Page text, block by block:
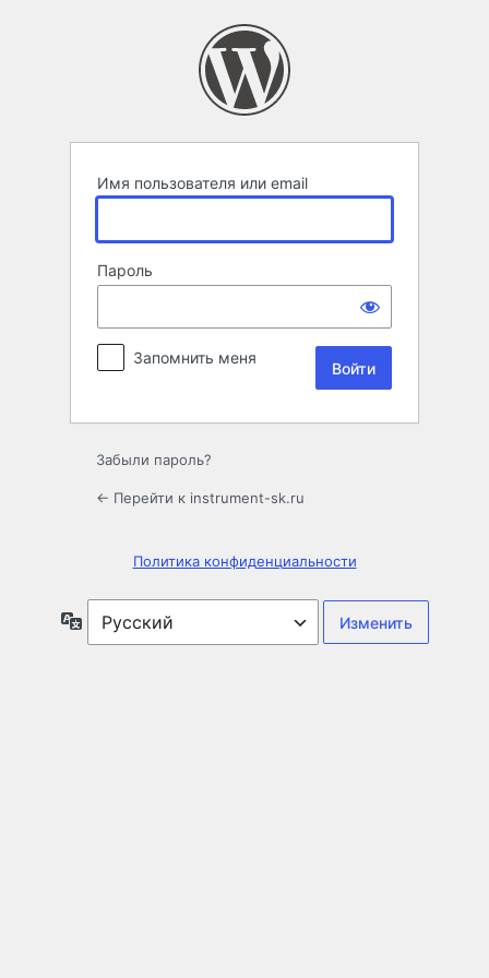
Имя пользователя или email
Пароль
Запомнить меня
Забыли пароль?
← Перейти к instrument-sk.ru
Политика конфиденциальности
Язык